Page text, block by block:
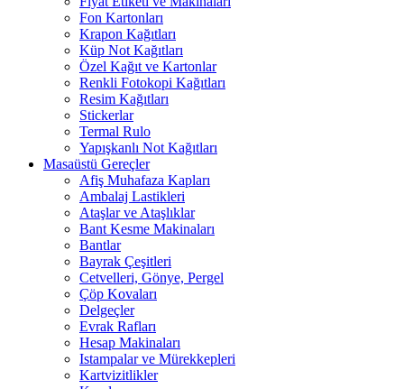
Fon Kartonları
Krapon Kağıtları
Küp Not Kağıtları
Özel Kağıt ve Kartonlar
Renkli Fotokopi Kağıtları
Resim Kağıtları
Stickerlar
Termal Rulo
Yapışkanlı Not Kağıtları
Masaüstü Gereçler
Afiş Muhafaza Kapları
Ambalaj Lastikleri
Ataşlar ve Ataşlıklar
Bant Kesme Makinaları
Bantlar
Bayrak Çeşitleri
Cetvelleri, Gönye, Pergel
Çöp Kovaları
Delgeçler
Evrak Rafları
Hesap Makinaları
Istampalar ve Mürekkepleri
Kartvizitlikler